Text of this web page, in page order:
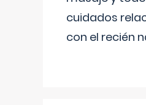
cuidados
con el recién